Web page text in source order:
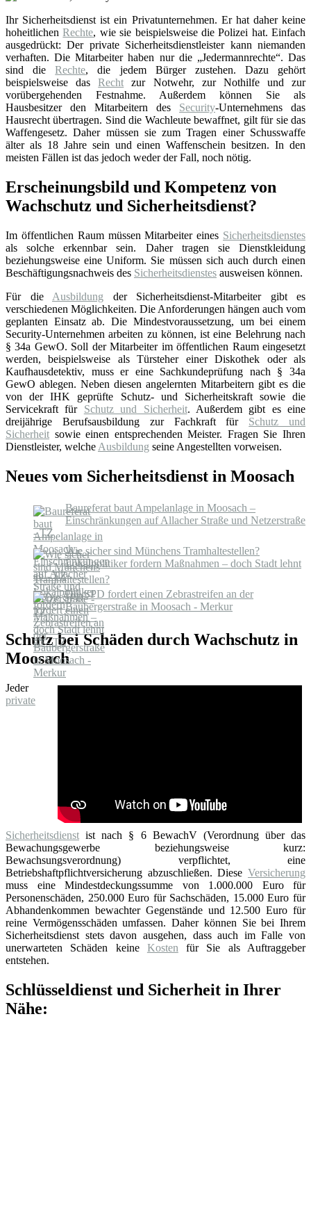
Ihr Sicherheitsdienst ist ein Privatunternehmen. Er hat daher keine
hoheitlichenRechte, wie sie beispielsweise die Polizei hat. Einfach
ausgedrückt: Der private Sicherheitsdienstleister kann niemanden
verhaften. Die Mitarbeiter haben nur die „Jedermannrechte“. Das
sind dieRechte, die jedem Bürger zustehen. Dazu gehört
beispielsweise dasRecht zur Notwehr, zur Nothilfe und zur
vorübergehenden Festnahme. Außerdem können Sie als
Hausbesitzer den Mitarbeitern des Security-Unternehmens das
Hausrecht übertragen. Sind die Wachleute bewaffnet, gilt für sie das
Waffengesetz. Daher müssen sie zum Tragen einer Schusswaffe
älter als 18 Jahre sein und einen Waffenschein besitzen. In den
meisten Fällen ist das jedoch weder der Fall, noch nötig.
Erscheinungsbild und Kompetenz von
Wachschutz und Sicherheitsdienst?
Im öffentlichen Raum müssen Mitarbeiter eines Sicherheitsdienstes
als solche erkennbar sein. Daher tragen sie Dienstkleidung
beziehungsweise eine Uniform. Sie müssen sich auch durch einen
Beschäftigungsnachweis des Sicherheitsdienstes ausweisen können.
Für die Ausbildung der Sicherheitsdienst-Mitarbeiter gibt es
verschiedenen Möglichkeiten. Die Anforderungen hängen auch vom
geplanten Einsatz ab. Die Mindestvoraussetzung, um bei einem
Security-Unternehmen arbeiten zu können, ist eine Belehrung nach
§ 34a GewO. Soll der Mitarbeiter im öffentlichen Raum eingesetzt
werden, beispielsweise als Türsteher einer Diskothek oder als
Kaufhausdetektiv, muss er eine Sachkundeprüfung nach § 34a
GewO ablegen. Neben diesen angelernten Mitarbeitern gibt es die
von der IHK geprüfte Schutz- und Sicherheitskraft sowie die
Servicekraft für Schutz und Sicherheit. Außerdem gibt es eine
dreijährige Berufsausbildung zur Fachkraft für Schutz und
Sicherheit sowie einen entsprechenden Meister. Fragen Sie Ihren
Dienstleister, welche Ausbildung seine Angestellten vorweisen.
Neues vom Sicherheitsdienst in Moosach
Baureferat baut Ampelanlage in Moosach –
Einschränkungen auf Allacher Straße und Netzerstraße
- TZ
Wie sicher sind Münchens Tramhaltestellen?
Lokalpolitiker fordern Maßnahmen – doch Stadt lehnt
ab - TZ
Die SPD fordert einen Zebrastreifen an der
Baubergerstraße in Moosach - Merkur
Schutz bei Schäden durch Wachschutz in
Moosach
Jeder
private
Sicherheitsdienst ist nach § 6 BewachV (Verordnung über das
Bewachungsgewerbe beziehungsweise kurz:
Bewachsungsverordnung) verpflichtet, eine
Betriebshaftpflichtversicherung abzuschließen. Diese Versicherung
muss eine Mindestdeckungssumme von 1.000.000 Euro für
Personenschäden, 250.000 Euro für Sachschäden, 15.000 Euro für
Abhandenkommen bewachter Gegenstände und 12.500 Euro für
reine Vermögensschäden umfassen. Daher können Sie bei Ihrem
Sicherheitsdienst stets davon ausgehen, dass auch im Falle von
unerwarteten Schäden keine Kosten für Sie als Auftraggeber
entstehen.
Schlüsseldienst und Sicherheit in Ihrer
Nähe: